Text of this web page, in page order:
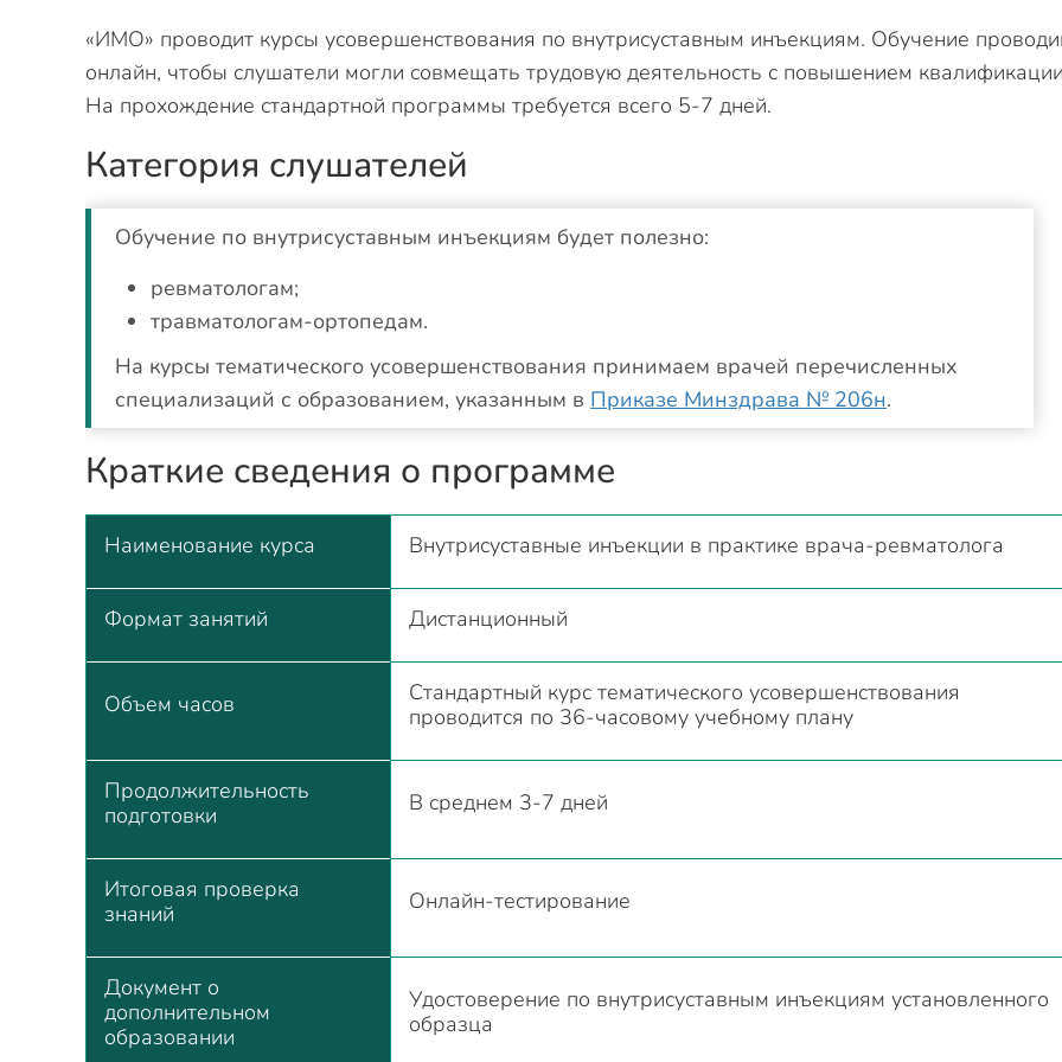
«ИМО» проводит курсы усовершенствования по внутрисуставным инъекциям. Обучение
онлайн, чтобы слушатели могли совмещать трудовую деятельность с повышением
На прохождение стандартной программы требуется всего 5-7 дней.
Категория слушателей
Обучение по внутрисуставным инъекциям будет полезно:
ревматологам;
травматологам-ортопедам.
На курсы тематического усовершенствования принимаем врачей перечисленных
специализаций с образованием, указанным в Приказе Минздрава № 206н.
Краткие сведения о программе
Наименование курса Внутрисуставные инъекции в практике врача-ревматолога
Формат занятий Дистанционный
Объем часов
Стандартный курс тематического усовершенствования
проводится по 36-часовому учебному плану
Продолжительность
подготовки
В среднем 3-7 дней
Итоговая проверка
знаний
Онлайн-тестирование
Документ о
дополнительном
образовании
Удостоверение по внутрисуставным инъекциям установленного
образца